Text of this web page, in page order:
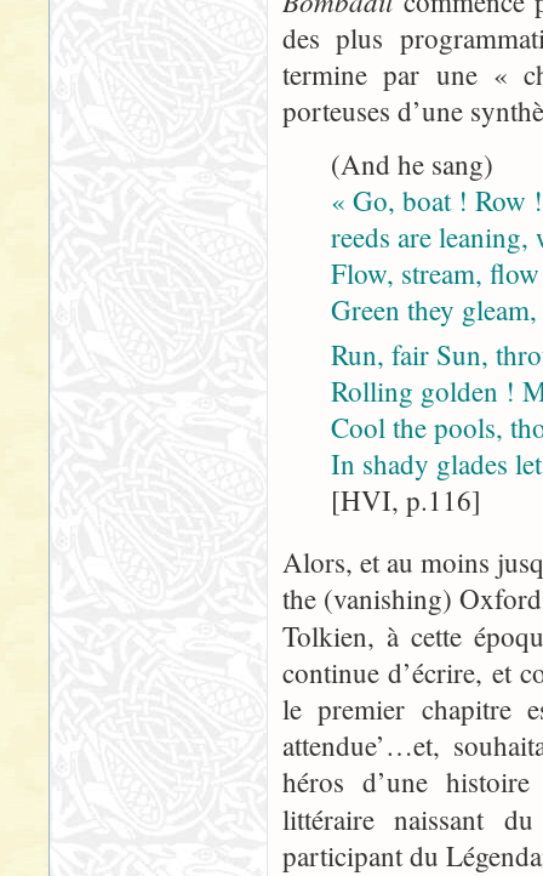
des plus
termine par une «
porteuses d’une
(And he sang)
« Go, boat ! Row
reeds are leaning,
Flow, stream,
Green they
Run, fair Sun,
Rolling golden !
Cool the pools,
In shady glades
[HVI, p.116]
Alors, et au moins
the (vanishing)
Tolkien, à cette
continue d’écrire, et
le premier chapitre
attendue’…et,
héros d’une
littéraire naissant
participant du